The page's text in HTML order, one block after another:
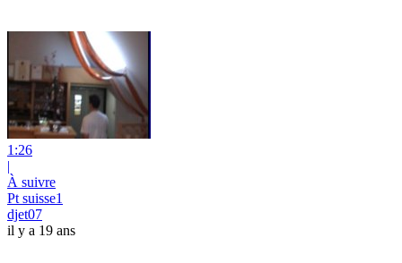
1:26
|
À suivre
Pt suisse1
djet07
il y a 19 ans